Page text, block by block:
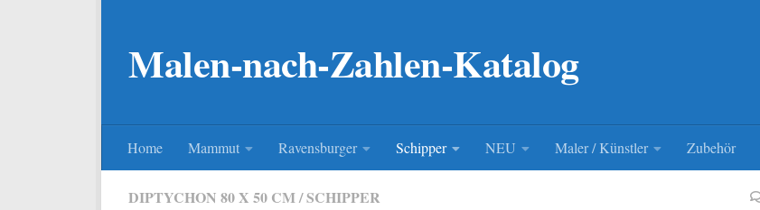
Malen-nach-Zahlen-Katalog
Home Mammut Ravensburger Schipper NEU Maler / Künstler Zubehör
DIPTYCHON 80 X 50 CM/SCHIPPER